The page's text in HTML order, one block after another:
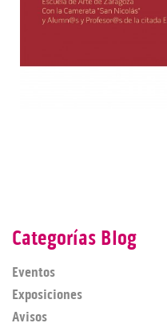
Categorías Blog
Eventos
Exposiciones
Avisos